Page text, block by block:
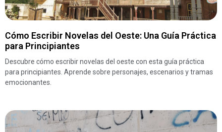
Cómo Escribir Novelas del Oeste: Una Guía Práctica
para Principiantes
Descubre cómo escribir novelas del oeste con esta guía práctica
para principiantes. Aprende sobre personajes, escenarios y tramas
emocionantes.